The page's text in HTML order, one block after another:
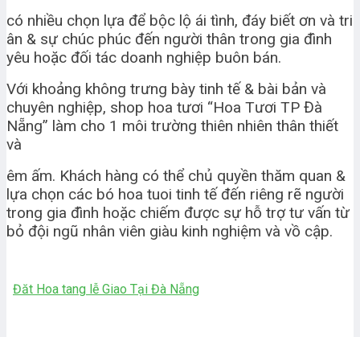
có nhiều chọn lựa để bộc lộ ái tình, đáy biết ơn và tri
ân & sự chúc phúc đến người thân trong gia đình
yêu hoặc đối tác doanh nghiệp buôn bán.
Với khoảng không trưng bày tinh tế & bài bản và
chuyên nghiệp, shop hoa tươi “Hoa Tươi TP Đà
Nẵng” làm cho 1 môi trường thiên nhiên thân thiết
và
êm ấm. Khách hàng có thể chủ quyền thăm quan &
lựa chọn các bó hoa tuoi tinh tế đến riêng rẽ người
trong gia đình hoặc chiếm được sự hỗ trợ tư vấn từ
bỏ đội ngũ nhân viên giàu kinh nghiệm và vồ cập.
Đăt Hoa tang lễ Giao Tại Đà Nẵng